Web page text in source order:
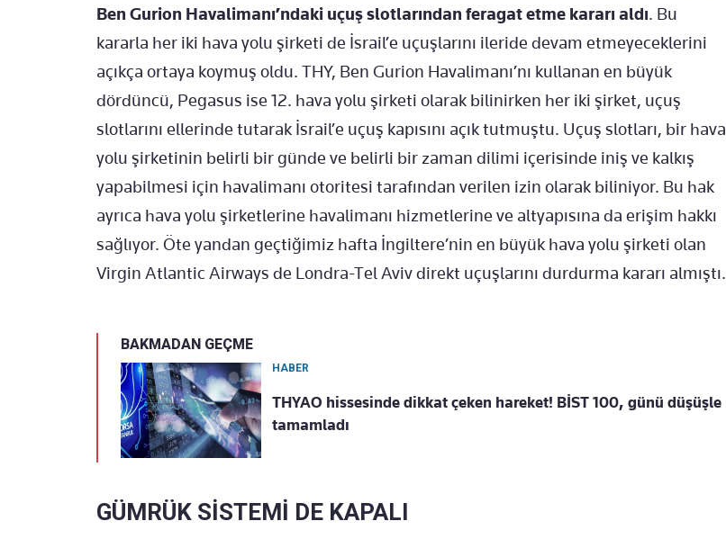
Ben Gurion Havalimanı’ndaki uçuş slotlarından feragat etme kararı aldı. Bu
kararla her iki hava yolu şirketi de İsrail’e uçuşlarını ileride devam etmeyeceklerini
açıkça ortaya koymuş oldu. THY, Ben Gurion Havalimanı’nı kullanan en büyük
dördüncü, Pegasus ise 12. hava yolu şirketi olarak bilinirken her iki şirket, uçuş
slotlarını ellerinde tutarak İsrail’e uçuş kapısını açık tutmuştu. Uçuş slotları, bir hava
yolu şirketinin belirli bir günde ve belirli bir zaman dilimi içerisinde iniş ve kalkış
yapabilmesi için havalimanı otoritesi tarafından verilen izin olarak biliniyor. Bu hak
ayrıca hava yolu şirketlerine havalimanı hizmetlerine ve altyapısına da erişim hakkı
sağlıyor. Öte yandan geçtiğimiz hafta İngiltere’nin en büyük hava yolu şirketi olan
Virgin Atlantic Airways de Londra-Tel Aviv direkt uçuşlarını durdurma kararı almıştı.
BAKMADAN GEÇME
HABER
THYAO hissesinde dikkat çeken hareket! BİST 100, günü düşüşle
tamamladı
GÜMRÜK SİSTEMİ DE KAPALI